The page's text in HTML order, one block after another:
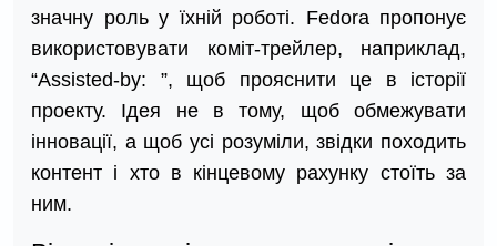
значну роль у їхній роботі. Fedora пропонує
використовувати коміт-трейлер, наприклад,
“Assisted-by: ”, щоб прояснити це в історії
проекту. Ідея не в тому, щоб обмежувати
інновації, а щоб усі розуміли, звідки походить
контент і хто в кінцевому рахунку стоїть за
ним.